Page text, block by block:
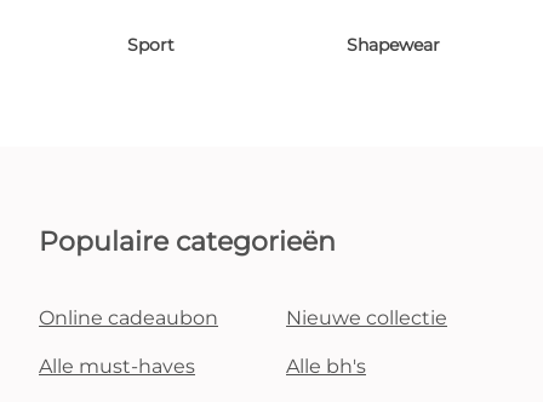
Sport Shapewear
Populaire categorieën
Online cadeaubon Nieuwe collectie
Alle must-haves Alle bh's